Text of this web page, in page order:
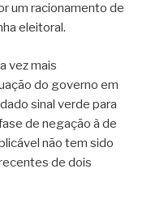
um racionamento de
eleitoral.
vez mais
do governo em
sinal verde para
de negação à de
não tem sido
de dois